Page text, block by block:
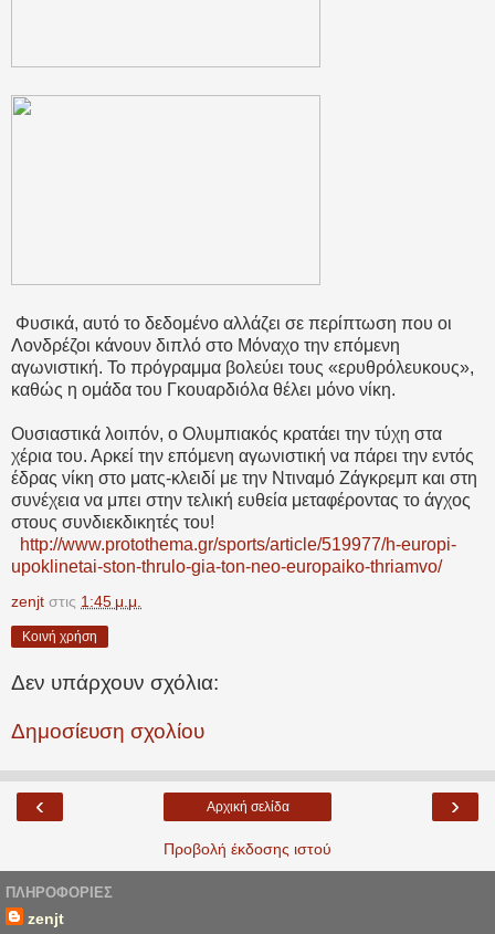
Φυσικά, αυτό το δεδομένο αλλάζει σε περίπτωση που οι
Λονδρέζοι κάνουν διπλό στο Μόναχο την επόμενη
αγωνιστική. Το πρόγραμμα βολεύει τους «ερυθρόλευκους»,
καθώς η ομάδα του Γκουαρδιόλα θέλει μόνο νίκη.
Ουσιαστικά λοιπόν, ο Ολυμπιακός κρατάει την τύχη στα
χέρια του. Αρκεί την επόμενη αγωνιστική να πάρει την εντός
έδρας νίκη στο ματς-κλειδί με την Ντιναμό Ζάγκρεμπ και στη
συνέχεια να μπει στην τελική ευθεία μεταφέροντας το άγχος
στους συνδιεκδικητές του!
http://www.protothema.gr/sports/article/519977/h-europi-
upoklinetai-ston-thrulo-gia-ton-neo-europaiko-thriamvo/
zenjt στις 1:45 μ.μ.
Κοινή χρήση
Δεν υπάρχουν σχόλια:
Δημοσίευση σχολίου
‹ ›
Αρχική σελίδα
Προβολή έκδοσης ιστού
ΠΛΗΡΟΦΟΡΊΕΣ
zenjt